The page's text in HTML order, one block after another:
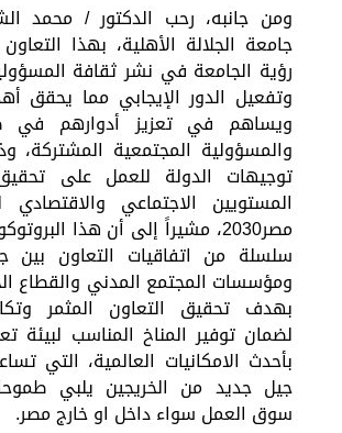
ومن جانبه، رحب الدكتور / محمد
جامعة الجلالة الأهلية، بهذا
رؤية الجامعة في نشر ثقافة
وتفعيل الدور الإيجابي مما يحقق
ويساهم في تعزيز أدوارهم في
والمسؤولية المجتمعية
توجيهات الدولة للعمل على
المستويين الاجتماعي
مصر2030، مشيراً إلى أن هذا
سلسلة من اتفاقيات التعاون بين
ومؤسسات المجتمع المدني والقطاع
بهدف تحقيق التعاون المثمر
لضمان توفير المناخ المناسب لبيئة
بأحدث الامكانيات العالمية، التي
جيل جديد من الخريجين يلبي
سوق العمل سواء داخل او خارج مصر.